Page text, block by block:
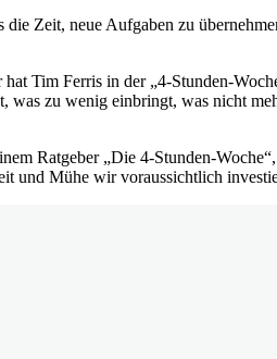
Zeit, neue Aufgaben zu
Tim Ferris in der „4-Stunden-
zu wenig einbringt, was nicht
Ratgeber „Die 4-Stunden-
Mühe wir voraussichtlich